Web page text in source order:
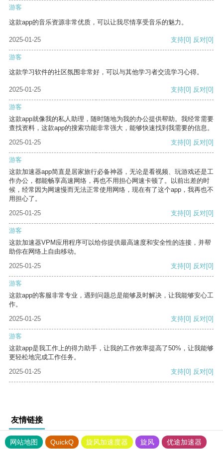
游客
这款app的音乐资源非常优质，可以让我尽情享受音乐的魅力。
2025-01-25 支持[0] 反对[0]
游客
这款学习软件的社区氛围非常好，可以与其他学习者交流学习心得。
2025-01-25 支持[0] 反对[0]
游客
这款app就像我的私人助理，随时随地为我的办公提供帮助。我经常需要
查找资料，这款app的搜索功能非常强大，能够快速找到我需要的信息。
2025-01-25
支持[0] 反对[0]
游客
这款加速器app简直是居家旅行必备神器，无论是看视频、玩游戏还是工
作办公，都能畅享高速网络，再也不用担心网速卡顿了。以前出差的时
候，经常因为网速慢而无法正常使用网络，现在有了这个app，我再也不
用担心了。
2025-01-25
支持[0] 反对[0]
游客
这款加速器VPM应用程序可以给你提供最高速度和安全性的连接，并帮
助你在网络上自由移动。
2025-01-25
支持[0] 反对[0]
游客
这款app的客服非常专业，遇到问题总是能够及时解决，让我能够安心工
作。
2025-01-25
支持[0] 反对[0]
游客
这款app是我工作上的得力助手，让我的工作效率提高了50%，让我能够
更轻松地完成工作任务。
2025-01-25
支持[0] 反对[0]
友情链接
网站地图 QuickQ 旋风加速度器 旋风 优途加速器